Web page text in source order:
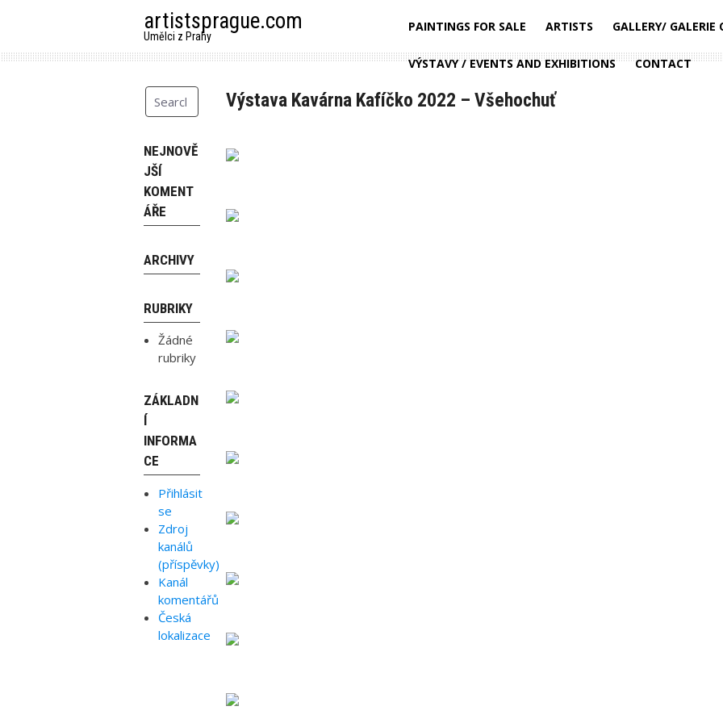
artistsprague.com
Umělci z Prahy
PAINTINGS FOR SALE ARTISTS GALLERY/ GALERIE
VÝSTAVY / EVENTS AND EXHIBITIONS CONTACT
Výstava Kavárna Kafíčko 2022 – Všehochuť
NEJNOVĚ
JŠÍ
KOMENT
ÁŘE
ARCHIVY
RUBRIKY
Žádné
rubriky
ZÁKLADN
Í
INFORMA
CE
Přihlásit
se
Zdroj
kanálů
(příspěvky)
Kanál
komentářů
Česká
lokalizace